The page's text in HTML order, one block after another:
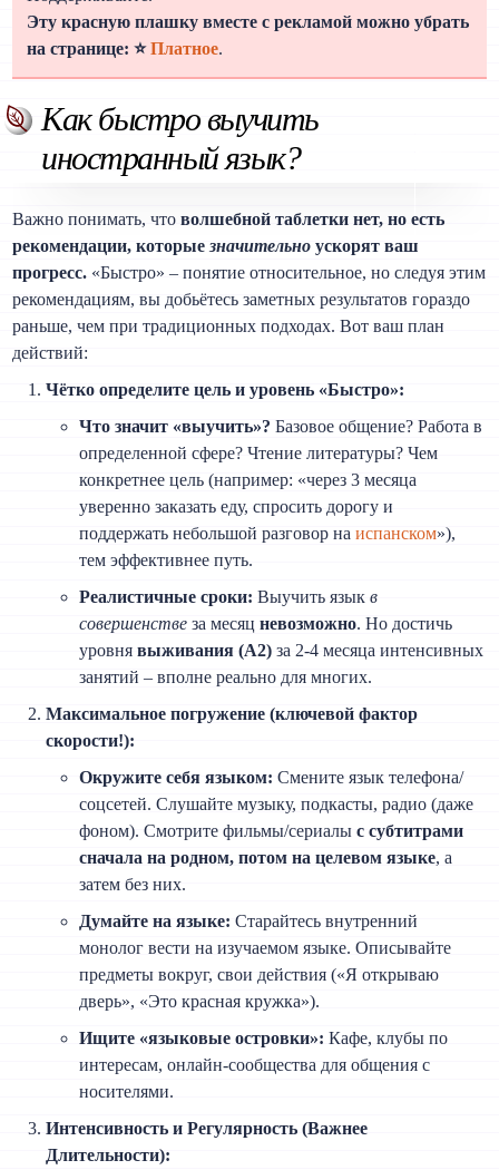
Эту красную плашку вместе с рекламой можно убрать
на странице: ⭐Платное.
Как быстро выучить
иностранный язык?
Важно понимать, чтоволшебной таблетки нет, но есть
рекомендации, которыезначительно ускорят ваш
прогресс. «Быстро» – понятие относительное, но следуя этим
рекомендациям, вы добьётесь заметных результатов гораздо
раньше, чем при традиционных подходах. Вот ваш план
действий:
Чётко определите цель и уровень «Быстро»:
Что значит «выучить»? Базовое общение? Работа в
определенной сфере? Чтение литературы? Чем
конкретнее цель (например: «через 3 месяца
уверенно заказать еду, спросить дорогу и
поддержать небольшой разговор наиспанском»),
тем эффективнее путь.
Реалистичные сроки: Выучить языкв
совершенстве за месяцневозможно. Но достичь
уровнявыживания (А2) за 2-4 месяца интенсивных
занятий – вполне реально для многих.
Максимальное погружение (ключевой фактор
скорости!):
Окружите себя языком: Смените язык телефона/
соцсетей. Слушайте музыку, подкасты, радио (даже
фоном). Смотрите фильмы/сериалыс субтитрами
сначала на родном, потом на целевом языке, а
затем без них.
Думайте на языке: Старайтесь внутренний
монолог вести на изучаемом языке. Описывайте
предметы вокруг, свои действия («Я открываю
дверь», «Это красная кружка»).
Ищите «языковые островки»: Кафе, клубы по
интересам, онлайн-сообщества для общения с
носителями.
Интенсивность и Регулярность (Важнее
Длительности):